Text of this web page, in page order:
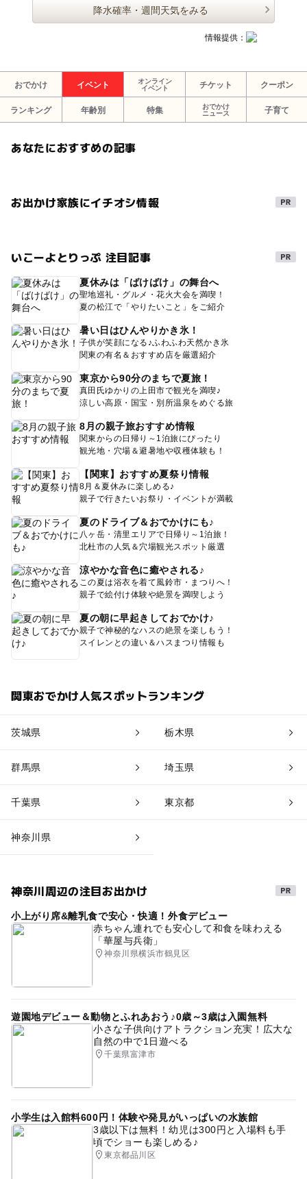
降水確率・週間天気をみる
情報提供：
おでかけ イベント
オンライン
イベント
チケット クーポン
ランキング 年齢別 特集
おでかけ
ニュース
子育て
あなたにおすすめの記事
お出かけ家族にイチオシ情報
いこーよとりっぷ 注目記事
夏休みは「ばけばけ」の舞台へ
聖地巡礼・グルメ・花火大会を満喫！
夏の松江で「やりたいこと」をご紹介
暑い日はひんやりかき氷！
子供が笑顔になる♪ふわふわ天然かき氷
関東の有名＆おすすめ店を厳選紹介
東京から90分のまちで夏旅！
真田氏ゆかりの上田市で観光を満喫♪
涼しい高原・国宝・別所温泉をめぐる旅
8月の親子旅おすすめ情報
関東からの日帰り～1泊旅にぴったり
観光地・穴場＆避暑地や収穫体験も！
【関東】おすすめ夏祭り情報
8月＆夏休みに楽しめる♪
親子で行きたいお祭り・イベントが満載
夏のドライブ＆おでかけにも♪
八ヶ岳・清里エリアで日帰り～1泊旅！
北杜市の人気＆穴場観光スポット厳選
涼やかな音色に癒やされる♪
この夏は浴衣を着て風鈴市・まつりへ！
親子で絵付け体験や絶景を満喫しよう
夏の朝に早起きしておでかけ♪
親子で神秘的なハスの絶景を楽しもう！
スイレンとの違い＆ハスまつり情報も
関東おでかけ人気スポットランキング
茨城県 栃木県
群馬県 埼玉県
千葉県 東京都
神奈川県
神奈川周辺の注目お出かけ
小上がり席&離乳食で安心・快適！外食デビュー
赤ちゃん連れでも安心して和食を味わえる
「華屋与兵衛」
神奈川県横浜市鶴見区
遊園地デビュー＆動物とふれあおう♪0歳～3歳は入園無料
小さな子供向けアトラクション充実！広大な
自然の中で1日遊べる
千葉県富津市
小学生は入館料600円！体験や発見がいっぱいの水族館
3歳以下は無料！幼児は300円と入場料も手
頃でショーも楽しめる♪
東京都品川区